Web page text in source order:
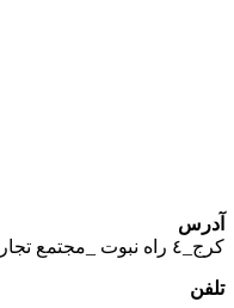
آدرس
كرج_٤ راه نبوت _مجتمع تجارى مهستان واحد ٦٢
تلفن